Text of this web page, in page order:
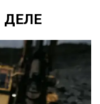
ДЕЛЕ